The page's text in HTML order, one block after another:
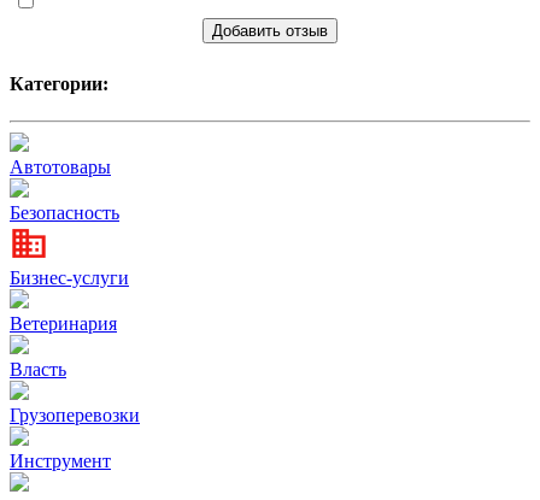
Добавить отзыв
Категории:
Автотовары
Безопасность
Бизнес-услуги
Ветеринария
Власть
Грузоперевозки
Инструмент